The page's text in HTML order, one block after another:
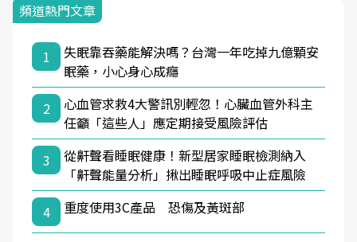
頻道熱門文章
1
失眠靠吞藥能解決嗎？台灣一年吃掉九億顆安
眠藥，小心身心成癮
2
心血管求救4大警訊別輕忽！心臟血管外科主
任籲「這些人」應定期接受風險評估
3
從鼾聲看睡眠健康！新型居家睡眠檢測納入
「鼾聲能量分析」揪出睡眠呼吸中止症風險
4
重度使用3C產品 恐傷及黃斑部